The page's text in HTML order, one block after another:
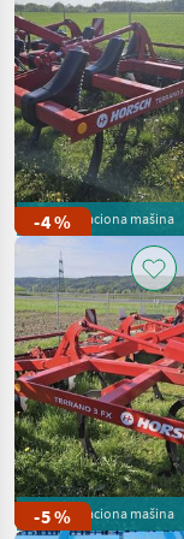
-4 %
demonstraciona mašina
-5 %
demonstraciona mašina